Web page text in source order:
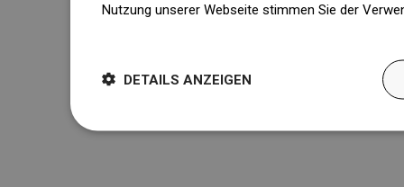
Nutzung unserer Webseite stimmen Sie der
DETAILS ANZEIGEN